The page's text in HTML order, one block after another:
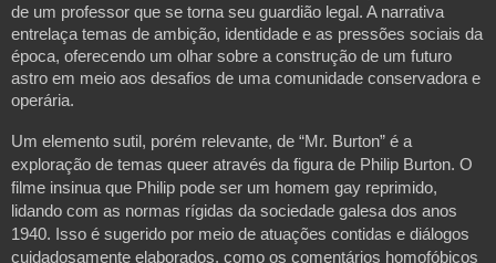
de um professor que se torna seu guardião legal. A narrativa
entrelaça temas de ambição, identidade e as pressões sociais da
época, oferecendo um olhar sobre a construção de um futuro
astro em meio aos desafios de uma comunidade conservadora e
operária.
Um elemento sutil, porém relevante, de “Mr. Burton” é a
exploração de temas queer através da figura de Philip Burton. O
filme insinua que Philip pode ser um homem gay reprimido,
lidando com as normas rígidas da sociedade galesa dos anos
1940. Isso é sugerido por meio de atuações contidas e diálogos
cuidadosamente elaborados, como os comentários homofóbicos